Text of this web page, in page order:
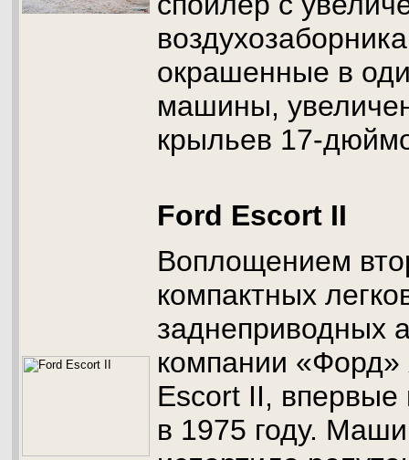
окрашенные в
машины,
крыльев 17-
Ford Escort II
Воплощением
компактных
заднеприводных
компании «Форд»
Escort II,
в 1975 году.